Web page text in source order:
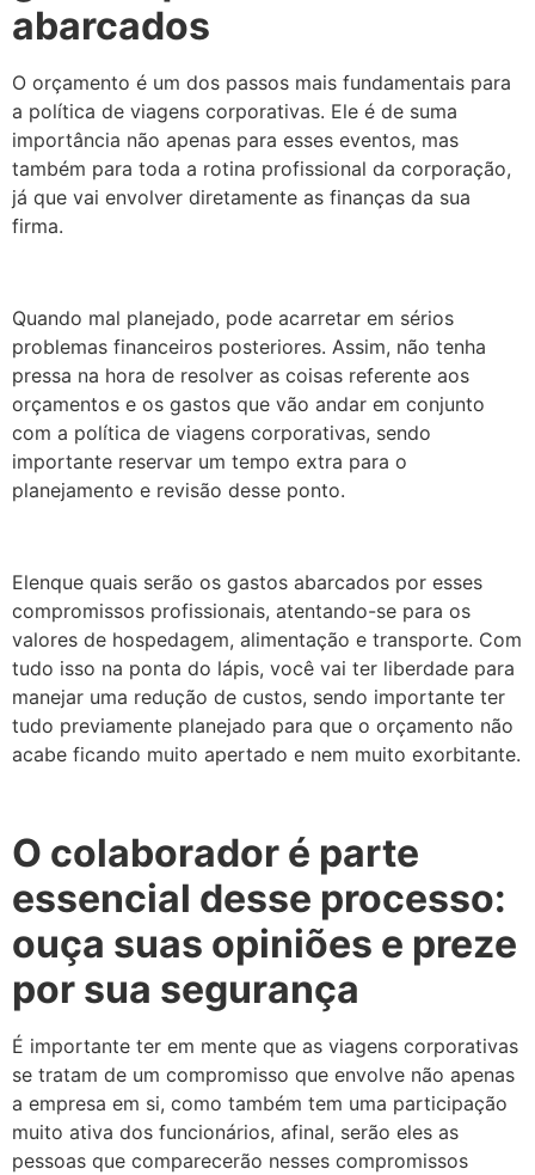
abarcados
O orçamento é um dos passos mais fundamentais para
a política de viagens corporativas. Ele é de suma
importância não apenas para esses eventos, mas
também para toda a rotina profissional da corporação,
já que vai envolver diretamente as finanças da sua
firma.
Quando mal planejado, pode acarretar em sérios
problemas financeiros posteriores. Assim, não tenha
pressa na hora de resolver as coisas referente aos
orçamentos e os gastos que vão andar em conjunto
com a política de viagens corporativas, sendo
importante reservar um tempo extra para o
planejamento e revisão desse ponto.
Elenque quais serão os gastos abarcados por esses
compromissos profissionais, atentando-se para os
valores de hospedagem, alimentação e transporte. Com
tudo isso na ponta do lápis, você vai ter liberdade para
manejar uma redução de custos, sendo importante ter
tudo previamente planejado para que o orçamento não
acabe ficando muito apertado e nem muito exorbitante.
O colaborador é parte
essencial desse processo:
ouça suas opiniões e preze
por sua segurança
É importante ter em mente que as viagens corporativas
se tratam de um compromisso que envolve não apenas
a empresa em si, como também tem uma participação
muito ativa dos funcionários, afinal, serão eles as
pessoas que comparecerão nesses compromissos